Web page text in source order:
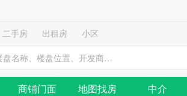
二手房 出租房
小区
商铺门面 地图找房 中介